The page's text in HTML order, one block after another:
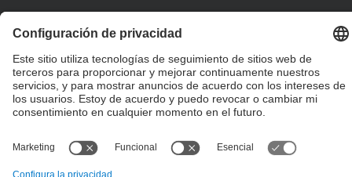
© UPCEscuela Técnica Superior de Ingenieros de Caminos,